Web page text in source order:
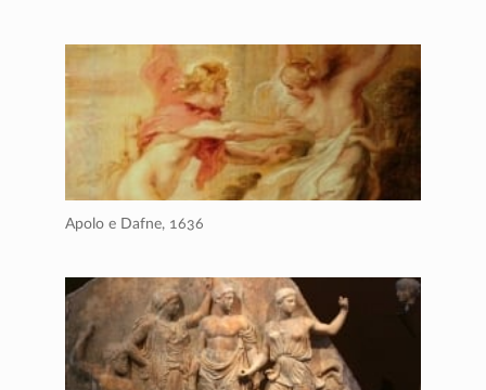
Apolo e Dafne, 1636